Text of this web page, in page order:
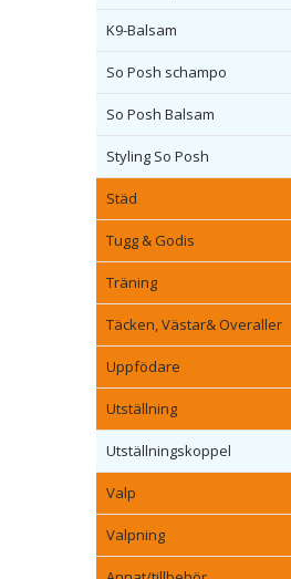
K9-Balsam
So Posh schampo
So Posh Balsam
Styling So Posh
Städ
Tugg & Godis
Träning
Täcken, Västar& Overaller
Uppfödare
Utställning
Utställningskoppel
Valp
Valpning